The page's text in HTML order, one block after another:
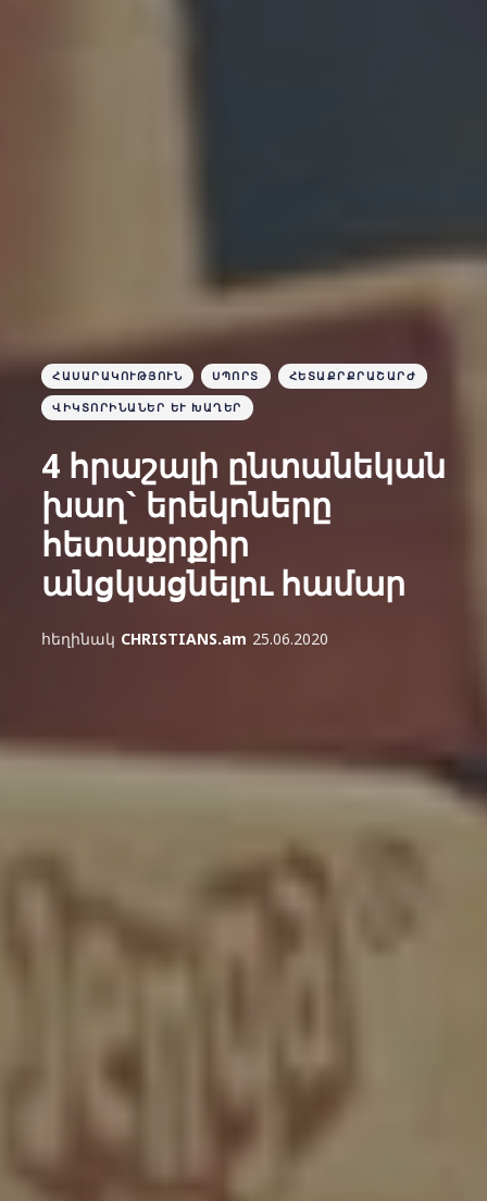
ՀԱՍԱՐԱԿՈՒԹՅՈՒՆ ՍՊՈՐՏ ՀԵՏԱՔՐՔՐԱՇԱՐԺ
ՎԻԿՏՈՐԻՆԱՆԵՐ ԵՒ ԽԱՂԵՐ
4 հրաշալի ընտանեկան
խաղ` երեկոները
հետաքրքիր
անցկացնելու համար
հեղինակ CHRISTIANS.am 25.06.2020